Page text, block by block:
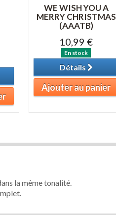
WE WISH YOU A
MERRY CHRISTMAS
(AAATB)
10,99 €
En stock
Détails
Ajouter au panier
la même tonalité.